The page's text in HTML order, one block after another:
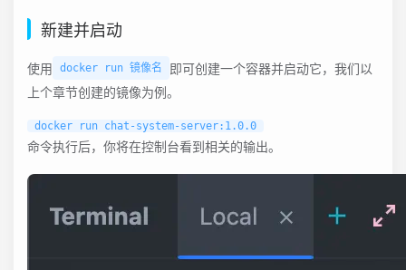
新建并启动
使用 docker run 镜像名
即可创建一个容器并启动它，我们以
上个章节创建的镜像为例。
命令执行后，你将在控制台看到相关的输出。